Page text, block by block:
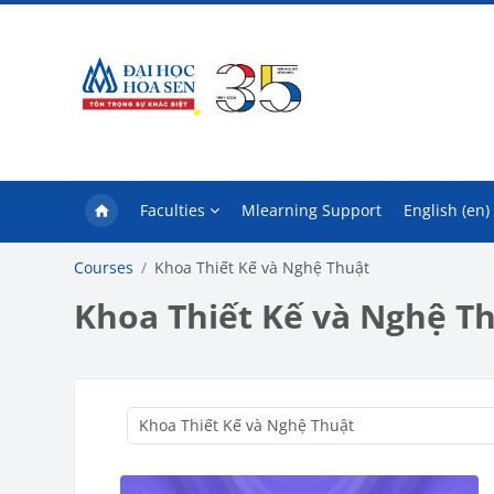
Faculties Mlearning Support English ‎(en)‎
Courses Khoa Thiết Kế và Nghệ Thuật
Khoa Thiết Kế và Nghệ